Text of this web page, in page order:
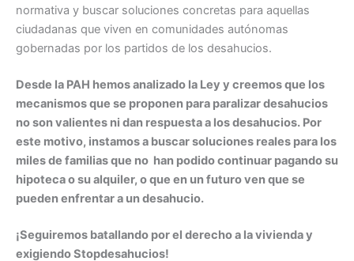
normativa y buscar soluciones concretas para aquellas
ciudadanas que viven en comunidades autónomas
gobernadas por los partidos de los desahucios.
Desde la PAH hemos analizado la Ley y creemos que los
mecanismos que se proponen para paralizar desahucios
no son valientes ni dan respuesta a los desahucios. Por
este motivo, instamos a buscar soluciones reales para los
miles de familias que no han podido continuar pagando su
hipoteca o su alquiler, o que en un futuro ven que se
pueden enfrentar a un desahucio.
¡Seguiremos batallando por el derecho a la vivienda y
exigiendo Stopdesahucios!